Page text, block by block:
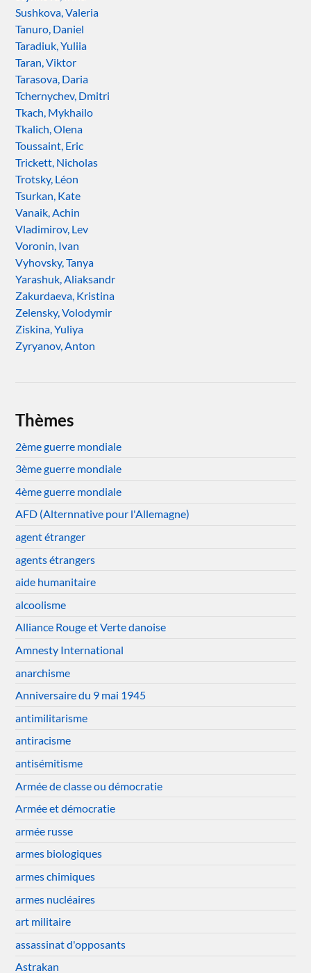
Sushkova, Valeria
Tanuro, Daniel
Taradiuk, Yuliia
Taran, Viktor
Tarasova, Daria
Tchernychev, Dmitri
Tkach, Mykhailo
Tkalich, Olena
Toussaint, Eric
Trickett, Nicholas
Trotsky, Léon
Tsurkan, Kate
Vanaik, Achin
Vladimirov, Lev
Voronin, Ivan
Vyhovsky, Tanya
Yarashuk, Aliaksandr
Zakurdaeva, Kristina
Zelensky, Volodymir
Ziskina, Yuliya
Zyryanov, Anton
Thèmes
2ème guerre mondiale
3ème guerre mondiale
4ème guerre mondiale
AFD (Alternnative pour l'Allemagne)
agent étranger
agents étrangers
aide humanitaire
alcoolisme
Alliance Rouge et Verte danoise
Amnesty International
anarchisme
Anniversaire du 9 mai 1945
antimilitarisme
antiracisme
antisémitisme
Armée de classe ou démocratie
Armée et démocratie
armée russe
armes biologiques
armes chimiques
armes nucléaires
art militaire
assassinat d'opposants
Astrakan